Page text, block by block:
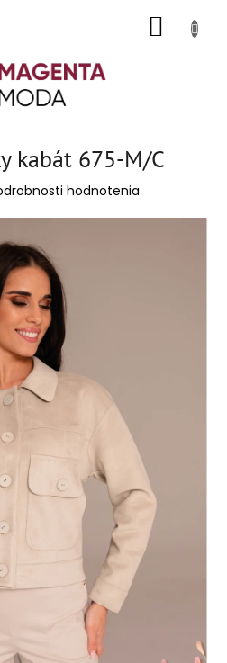
kabát 675-M/C
hodnotenia